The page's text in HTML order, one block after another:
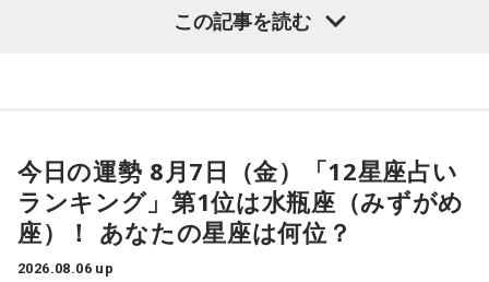
「どの知事、どの県庁幹部よりも古株になります。議会
や推薦を出すのか、という決定権を握っている。あとは役
人、教職員、警察署員といった地方公務員の人事にも影響力
を発揮することがあります」
長野「はい」
（左から）パーソナリティの小山薫堂、ゴリさん、宇賀なつ
ゴリさんは、1972年沖縄県那覇市生まれ。沖縄の本土復帰か
らわずか1週間後に生まれた“復帰っ子”です。1995年に中学時
代の同級生・川田広樹さんとガレッジセールを結成し、バラ
エティ番組などで人気を集めました。2006年からは映画監督
としても活動。2019年公開の映画「洗骨」はモスクワ国際映
この記事を読む
今日の運勢 8月7日（金）「12星座占い
ランキング」第1位は水瓶座（みずがめ
座）！ あなたの星座は何位？
2026.08.06 up